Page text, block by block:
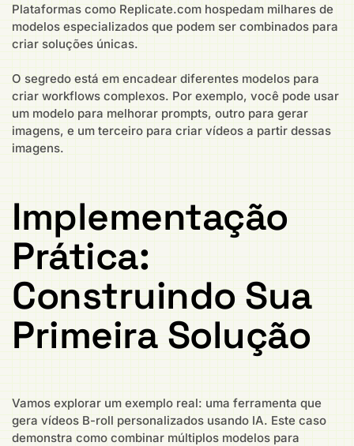
Plataformas como Replicate.com hospedam milhares de
modelos especializados que podem ser combinados para
criar soluções únicas.
O segredo está em encadear diferentes modelos para
criar workflows complexos. Por exemplo, você pode usar
um modelo para melhorar prompts, outro para gerar
imagens, e um terceiro para criar vídeos a partir dessas
imagens.
Implementação
Prática:
Construindo Sua
Primeira Solução
Vamos explorar um exemplo real: uma ferramenta que
gera vídeos B-roll personalizados usando IA. Este caso
demonstra como combinar múltiplos modelos para